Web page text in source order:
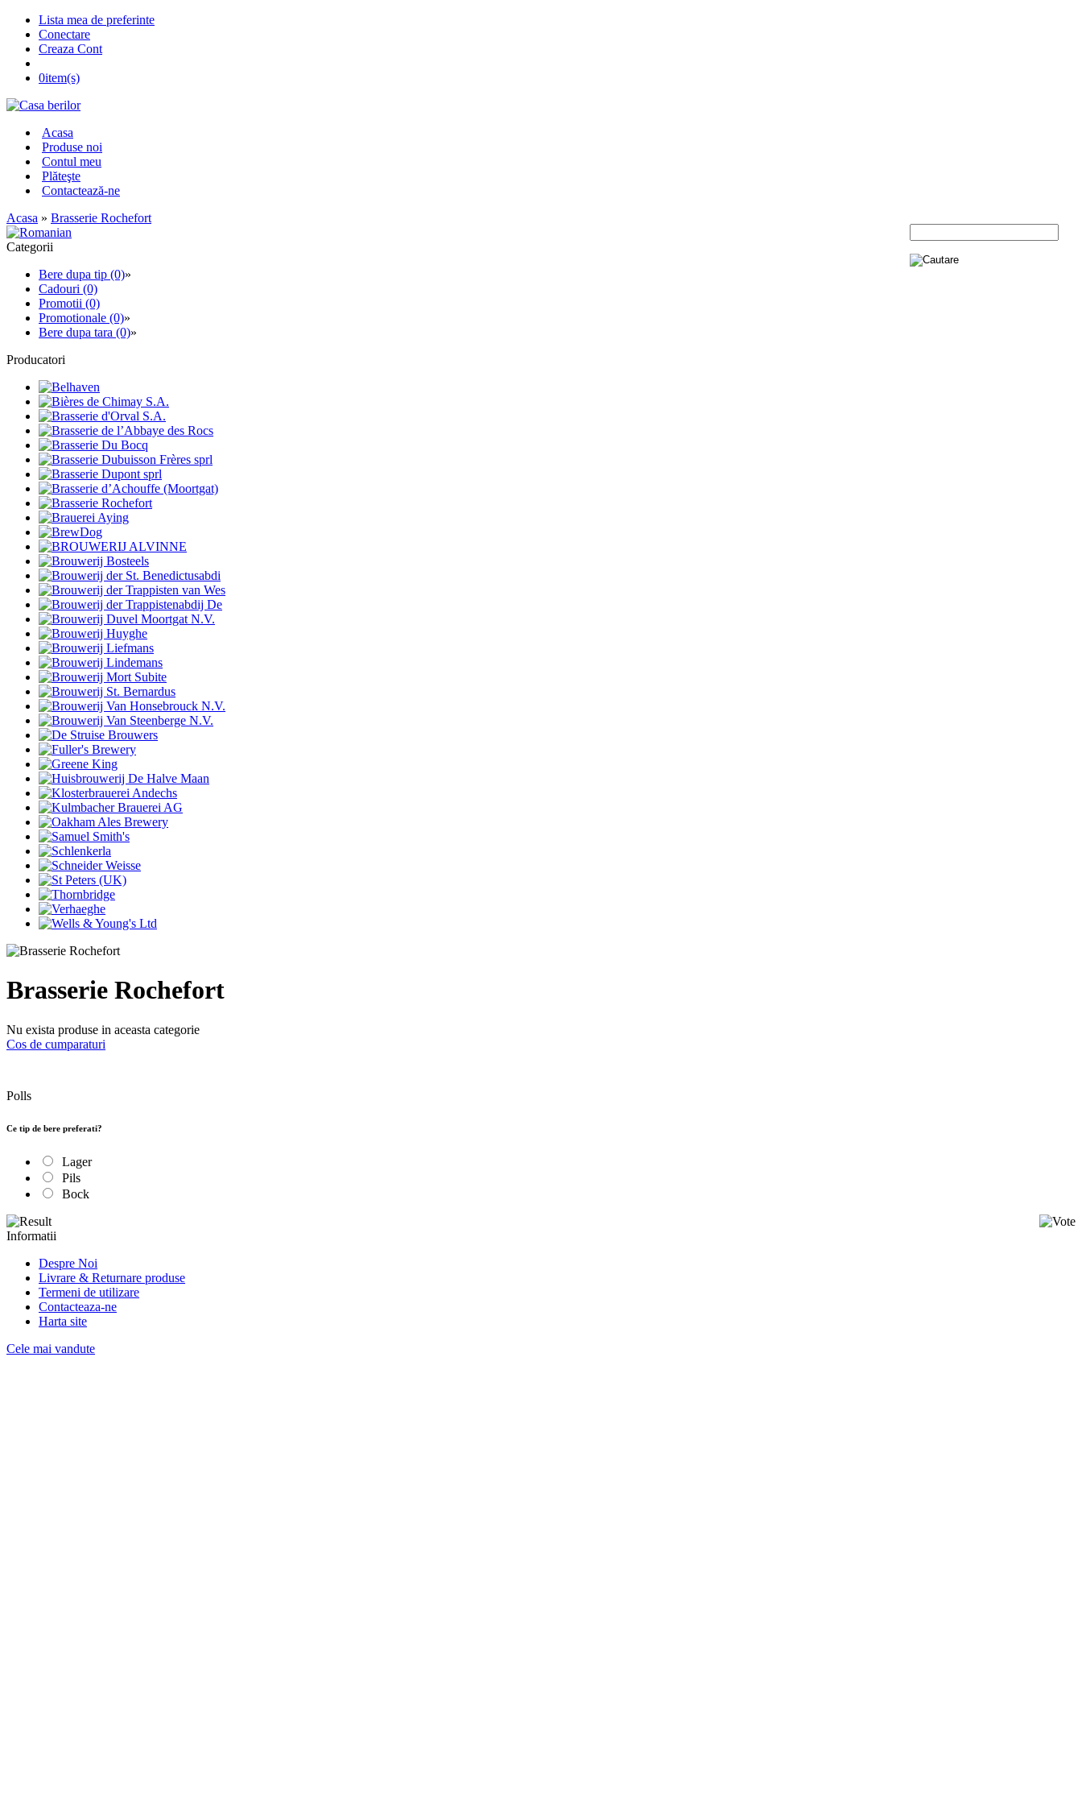
Lista mea de preferinte
Conectare
Creaza Cont
0item(s)
Acasa
Produse noi
Contul meu
Plăteşte
Contactează-ne
Acasa » Brasserie Rochefort
Categorii
Bere dupa tip (0)»
Cadouri (0)
Promotii (0)
Promotionale (0)»
Bere dupa tara (0)»
Producatori
Brasserie Rochefort
Nu exista produse in aceasta categorie
Cos de cumparaturi
Polls
Ce tip de bere preferati?
Lager
Pils
Bock
Informatii
Despre Noi
Livrare & Returnare produse
Termeni de utilizare
Contacteaza-ne
Harta site
Cele mai vandute